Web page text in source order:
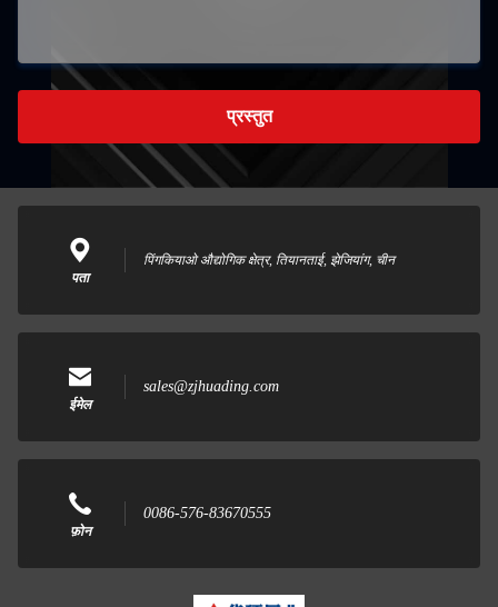
प्रस्तुत
पता
पिंगकियाओ औद्योगिक क्षेत्र, तियानताई, झेजियांग, चीन
ईमेल
sales@zjhuading.com
फ़ोन
0086-576-83670555